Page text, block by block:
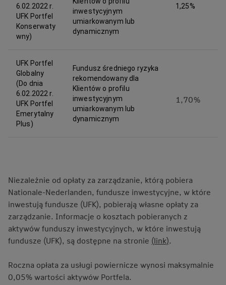
6.02.2022 r.
UFK Portfel
Konserwaty
wny)
inwestycyjnym
umiarkowanym lub
dynamicznym
1,25%
UFK Portfel
Globalny
(Do dnia
6.02.2022 r.
UFK Portfel
Emerytalny
Plus)
Fundusz średniego ryzyka
rekomendowany dla
Klientów o profilu
inwestycyjnym
umiarkowanym lub
dynamicznym
1,70%
Niezależnie od opłaty za zarządzanie, którą pobiera
Nationale-Nederlanden, fundusze inwestycyjne, w które
inwestują fundusze (UFK), pobierają własne opłaty za
zarządzanie. Informacje o kosztach pobieranych z
aktywów funduszy inwestycyjnych, w które inwestują
fundusze (UFK), są dostępne na stronie (link).
Roczna opłata za usługi powiernicze wynosi maksymalnie
0,05% wartości aktywów Portfela.